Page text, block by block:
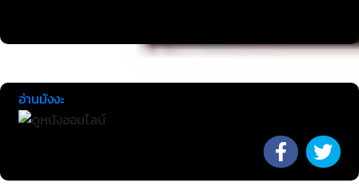
อ่านมังงะ